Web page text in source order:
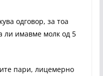
одговор, за тоа
ли имавме молк од 5
пари, лицемерно